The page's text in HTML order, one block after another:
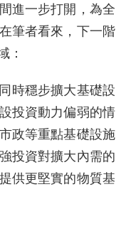
進一步打開，為全
筆者看來，下一階
：
時穩步擴大基礎設
投資動力偏弱的情
政等重點基礎設施
投資對擴大內需的
供更堅實的物質基